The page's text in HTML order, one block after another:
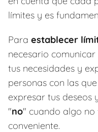
límites y es
Para establecer
necesario
tus necesidades y
personas con las
expresar tus
"no" cuando algo
conveniente.